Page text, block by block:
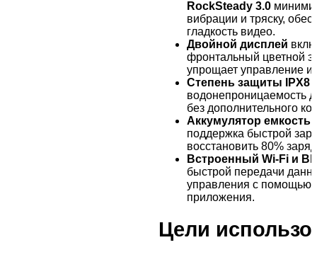
RockSteady 3.0
вибрации и тряску,
гладкость видео.
Двойной дисплей
фронтальный цветной
упрощает управление и
Степень защиты IPX8
водонепроницаемость
без дополнительного
Аккумулятор
поддержка быстрой
восстановить 80%
Встроенный Wi-Fi и
быстрой передачи
управления с помощью
приложения.
Цели